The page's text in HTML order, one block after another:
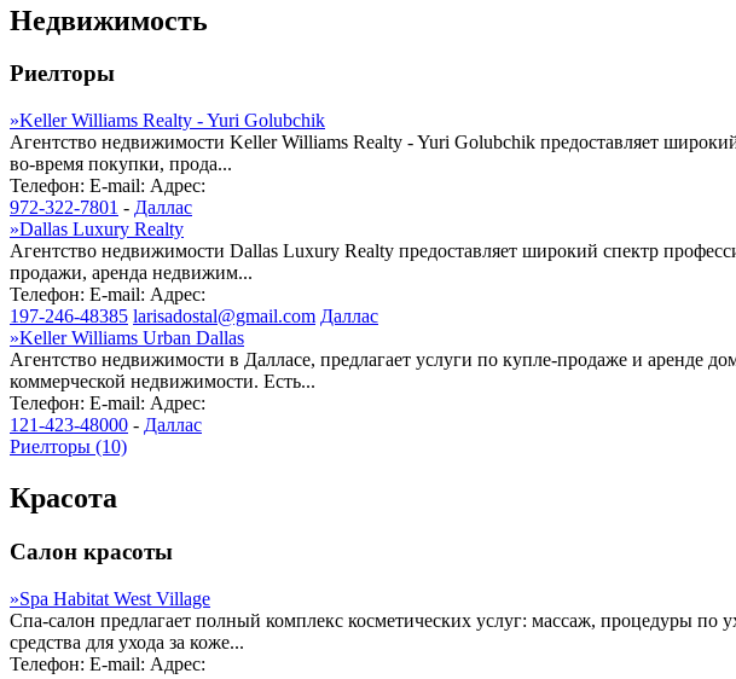
Недвижимость
Риелторы
»Keller Williams Realty - Yuri Golubchik
Агентство недвижимости Keller Williams Realty - Yuri Golubchik предоставляет
во-время покупки, прода...
Телефон: E-mail: Адрес:
972-322-7801 - Даллас
»Dallas Luxury Realty
Агентство недвижимости Dallas Luxury Realty предоставляет широкий спектр
продажи, аренда недвижим...
Телефон: E-mail: Адрес:
197-246-48385 larisadostal@gmail.com Даллас
»Keller Williams Urban Dallas
Агентство недвижимости в Далласе, предлагает услуги по купле-продаже и аренде
коммерческой недвижимости. Есть...
Телефон: E-mail: Адрес:
121-423-48000 - Даллас
Риелторы (10)
Красота
Салон красоты
»Spa Habitat West Village
Спа-салон предлагает полный комплекс косметических услуг: массаж, процедуры по
средства для ухода за коже...
Телефон: E-mail: Адрес: